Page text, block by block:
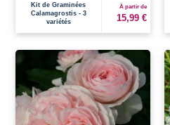
Kit de Graminées
Calamagrostis - 3
variétés
À partir de
15,99 €